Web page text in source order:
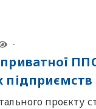
-
підприємств
проєкту